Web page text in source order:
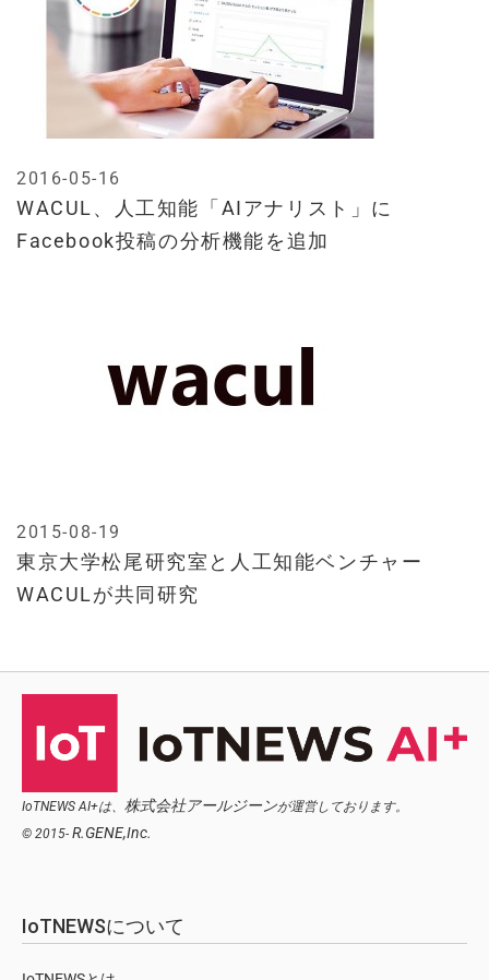
WACUL、人工知能「AIアナリスト」に
Facebook投稿の分析機能を追加
2016-05-16
東京大学松尾研究室と人工知能ベンチャー
WACULが共同研究
2015-08-19
IoTNEWS AI+は、 株式会社アールジーンが運営しております。
© 2015- R.GENE,Inc.
IoTNEWSについて